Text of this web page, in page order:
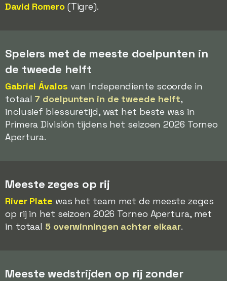
David Romero(Tigre).
Spelers met de meeste doelpunten in
de tweede helft
Gabriel Ávalos van Independiente scoorde in
totaal 7 doelpunten in de tweede helft,
inclusief blessuretijd, wat het beste was in
Primera División tijdens het seizoen 2026 Torneo
Apertura.
Meeste zeges op rij
River Plate was het team met de meeste zeges
op rij in het seizoen 2026 Torneo Apertura, met
in totaal 5 overwinningen achter elkaar.
Meeste wedstrijden op rij zonder